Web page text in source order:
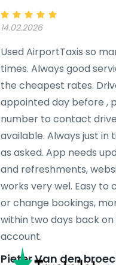
14.02.2026
Used AirportTaxis so
times. Always good
the cheapest rates.
appointed day before ,
number to contact
available. Always just in
as asked. App needs
and refreshments,
works very wel. Easy to
or change bookings,
within two days back
account.
Pieter Van den